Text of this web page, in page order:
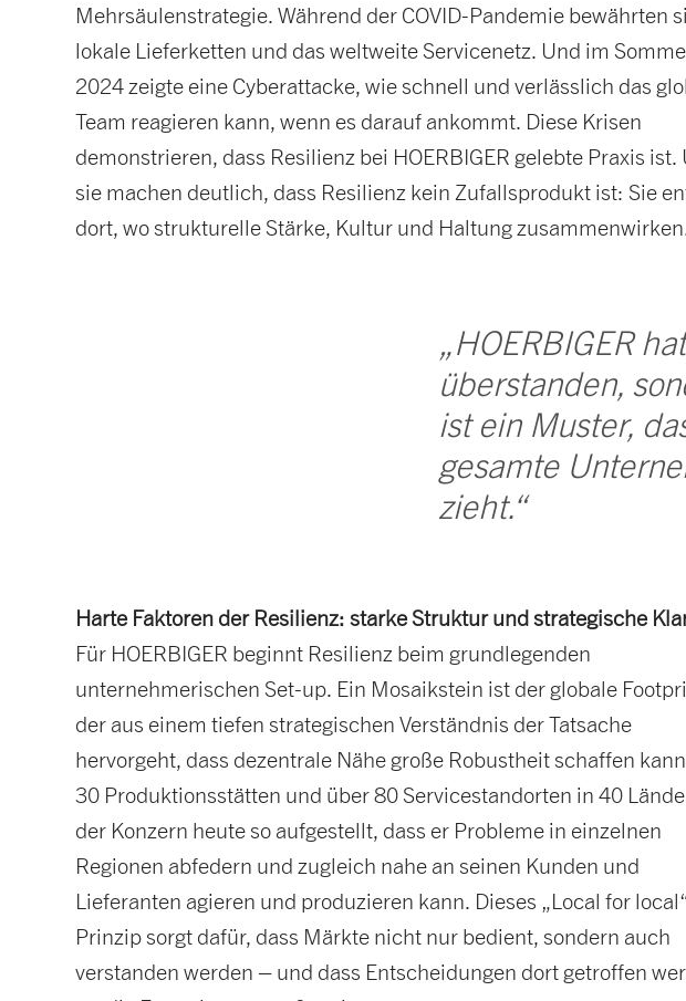
Mehrsäulenstrategie. Während der COVID-Pandemie bewährten
lokale Lieferketten und das weltweite Servicenetz. Und im
2024 zeigte eine Cyberattacke, wie schnell und verlässlich das
Team reagieren kann, wenn es darauf ankommt. Diese Krisen
demonstrieren, dass Resilienz bei HOERBIGER gelebte Praxis ist.
sie machen deutlich, dass Resilienz kein Zufallsprodukt ist: Sie
dort, wo strukturelle Stärke, Kultur und Haltung
„HOERBIGER
überstanden,
ist ein Muster,
gesamte
zieht.“
Harte Faktoren der Resilienz: starke Struktur und strategische
Für HOERBIGER beginnt Resilienz beim grundlegenden
unternehmerischen Set-up. Ein Mosaikstein ist der globale
der aus einem tiefen strategischen Verständnis der Tatsache
hervorgeht, dass dezentrale Nähe große Robustheit schaffen
30 Produktionsstätten und über 80 Servicestandorten in 40
der Konzern heute so aufgestellt, dass er Probleme in einzelnen
Regionen abfedern und zugleich nahe an seinen Kunden und
Lieferanten agieren und produzieren kann. Dieses „Local for
Prinzip sorgt dafür, dass Märkte nicht nur bedient, sondern auch
verstanden werden – und dass Entscheidungen dort getroffen